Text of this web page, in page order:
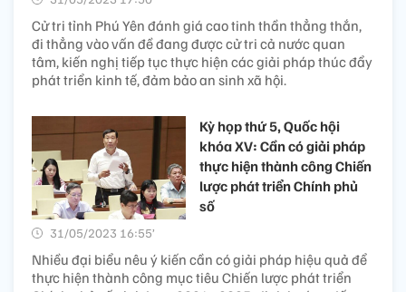
Cử tri tỉnh Phú Yên đánh giá cao tinh thần thẳng thắn,
đi thẳng vào vấn đề đang được cử tri cả nước quan
tâm, kiến nghị tiếp tục thực hiện các giải pháp thúc đẩy
phát triển kinh tế, đảm bảo an sinh xã hội.
Kỳ họp thứ 5, Quốc hội
khóa XV: Cần có giải pháp
thực hiện thành công Chiến
lược phát triển Chính phủ
số
31/05/2023 16:55’
Nhiều đại biểu nêu ý kiến cần có giải pháp hiệu quả để
thực hiện thành công mục tiêu Chiến lược phát triển